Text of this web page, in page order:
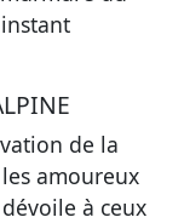
de la
amoureux
à ceux